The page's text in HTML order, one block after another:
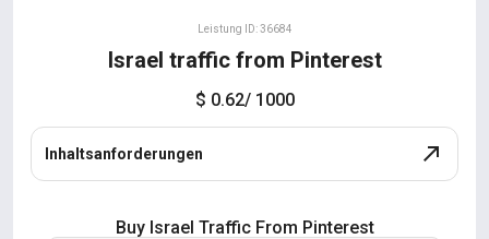
Leistung ID: 36684
Israel traffic from Pinterest
$ 0.62/ 1000
Inhaltsanforderungen
Buy Israel Traffic From Pinterest